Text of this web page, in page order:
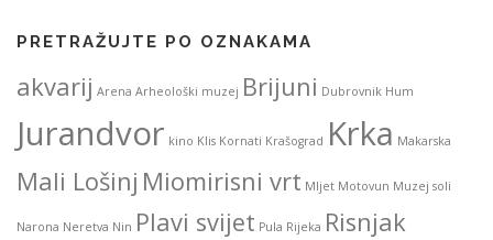
PRETRAŽUJTE PO OZNAKAMA
akvarij Arena Arheološki muzej Brijuni Dubrovnik Hum
Jurandvor kino Klis Kornati Krašograd Krka Makarska
Mali Lošinj Miomirisni vrt Mljet Motovun Muzej soli
Narona Neretva Nin Plavi svijet Pula Rijeka Risnjak